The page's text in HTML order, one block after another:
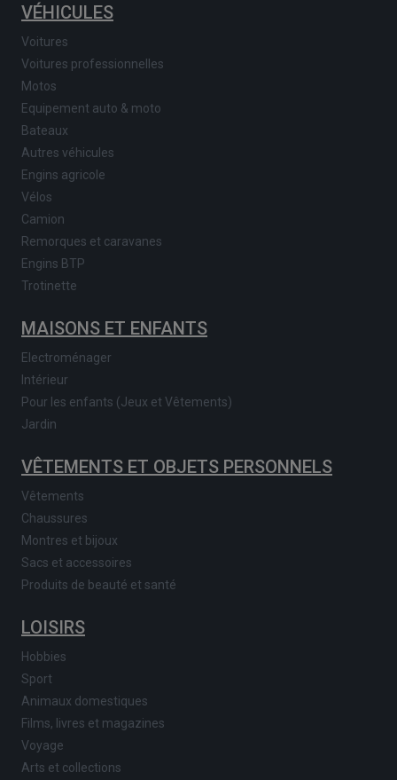
VÉHICULES
Voitures
Voitures professionnelles
Motos
Equipement auto & moto
Bateaux
Autres véhicules
Engins agricole
Vélos
Camion
Remorques et caravanes
Engins BTP
Trotinette
MAISONS ET ENFANTS
Electroménager
Intérieur
Pour les enfants (Jeux et Vêtements)
Jardin
VÊTEMENTS ET OBJETS PERSONNELS
Vêtements
Chaussures
Montres et bijoux
Sacs et accessoires
Produits de beauté et santé
LOISIRS
Hobbies
Sport
Animaux domestiques
Films, livres et magazines
Voyage
Arts et collections